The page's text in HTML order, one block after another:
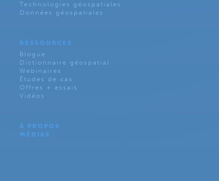
Technologies géospatiales
Données géospatiales
RESSOURCES
Blogue
Dictionnaire géospatial
Webinaires
Études de cas
Offres + essais
Vidéos
À PROPOS
MÉDIAS